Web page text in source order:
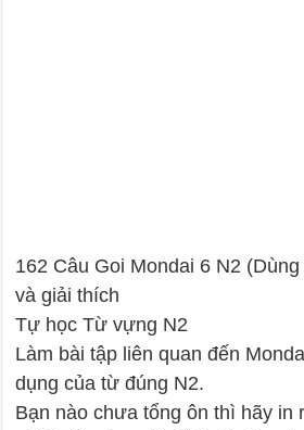
162 Câu Goi Mondai 6 N2
và giải thích
Tự học Từ vựng N2
Làm bài tập liên quan đến
dụng của từ đúng N2.
Bạn nào chưa tổng ôn thì hãy in